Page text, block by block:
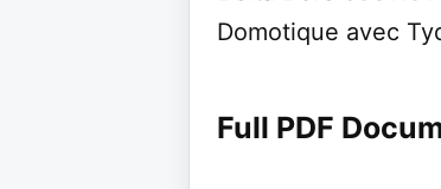
Domotique avec
Full PDF